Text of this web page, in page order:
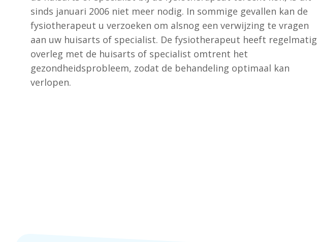
sinds januari 2006 niet meer nodig. In sommige gevallen kan de
fysiotherapeut u verzoeken om alsnog een verwijzing te vragen
aan uw huisarts of specialist. De fysiotherapeut heeft regelmatig
overleg met de huisarts of specialist omtrent het
gezondheidsprobleem, zodat de behandeling optimaal kan
verlopen.